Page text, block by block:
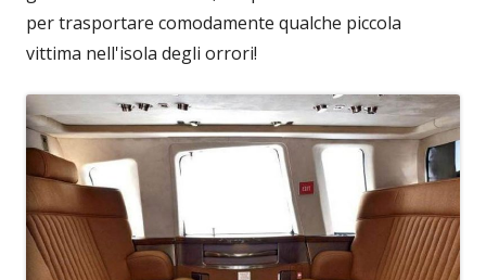
per trasportare comodamente qualche piccola
vittima nell'isola degli orrori!